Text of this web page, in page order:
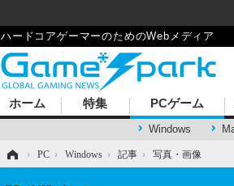
ハードコアゲーマーのためのWebメディア
ホーム 特集 PCゲーム
Windows
› PC › Windows › 記事 › 写真・画像